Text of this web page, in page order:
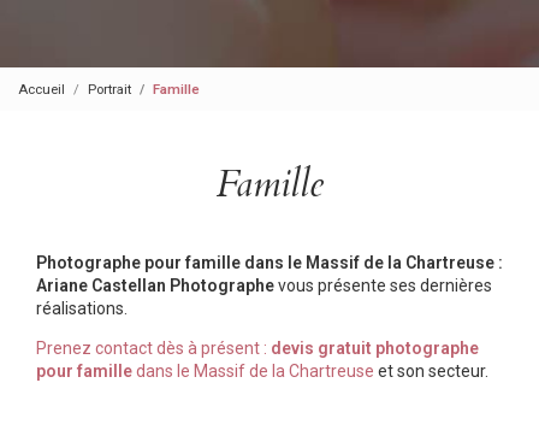
Accueil Portrait Famille
Famille
Photographe pour famille dans le Massif de la Chartreuse :
Ariane Castellan Photographevous présente ses dernières
réalisations.
Prenez contact dès à présent : devis gratuit photographe
pour familledans le Massif de la Chartreuse et son secteur.